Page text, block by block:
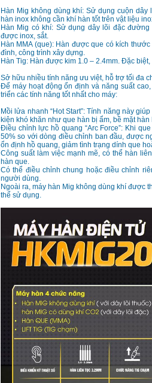
Hàn Mig không dùng khí: Sử dụng cuộn
hàn inox không cần khí hàn tốt trên vật liệu
Hàn Mig có khí: Sử dụng dây lõi đặc
được inox, sắt.
Hàn MMA (que): Hàn được que có kích
đình, công trình xây dựng.
Hàn Tig: Hàn được kim 1.0 – 2.4mm. Đặc
Sở hữu nhiều tính năng ưu việt, hỗ trợ tối đa
Để máy hoạt động ổn định và năng suất
triển các tính năng tốt nhất cho máy:
Mồi lửa nhanh “Hot Start”: Tính năng này
kiện khó khăn như que hàn bị ẩm, bề mặt
Điều chỉnh lực hồ quang “Arc Force”: Khi
50% so với dòng điều chỉnh ban đầu, được
ổn định hồ quang, giảm tình trạng dính que
Công suất làm việc mạnh mẽ, có thể hàn
hàn que.
Có thể điều chỉnh chung hoặc điều chỉnh
người dùng.
Ngoài ra, máy hàn Mig không dùng khí được
thể sử dụng.